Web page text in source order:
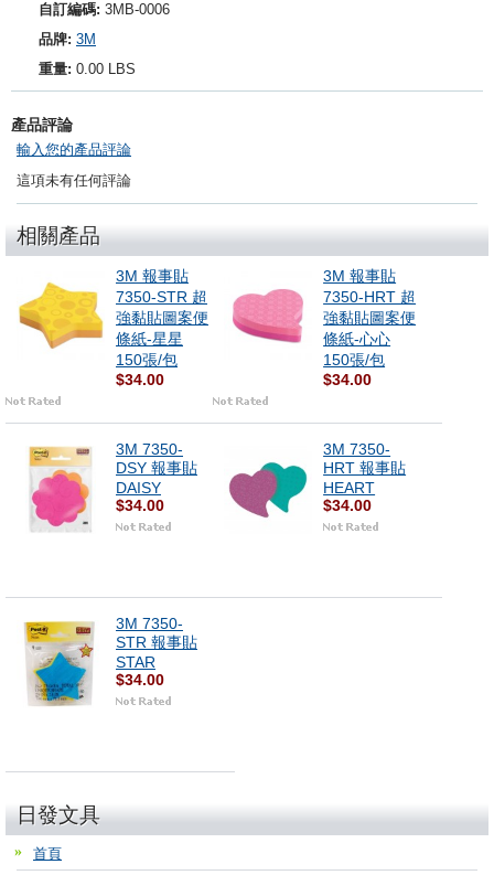
自訂編碼: 3MB-0006
品牌: 3M
重量: 0.00 LBS
產品評論
輸入您的產品評論
這項未有任何評論
相關產品
3M 報事貼
7350-STR 超
強黏貼圖案便
條紙-星星
150張/包
$34.00
3M 報事貼
7350-HRT 超
強黏貼圖案便
條紙-心心
150張/包
$34.00
3M 7350-
DSY 報事貼
DAISY
$34.00
3M 7350-
HRT 報事貼
HEART
$34.00
3M 7350-
STR 報事貼
STAR
$34.00
日發文具
首頁